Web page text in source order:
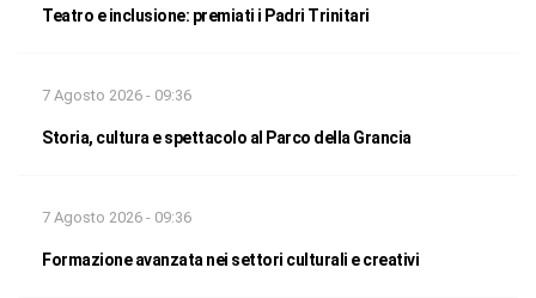
Teatro e inclusione: premiati i Padri Trinitari
7 Agosto 2026 - 09:36
Storia, cultura e spettacolo al Parco della Grancia
7 Agosto 2026 - 09:36
Formazione avanzata nei settori culturali e creativi